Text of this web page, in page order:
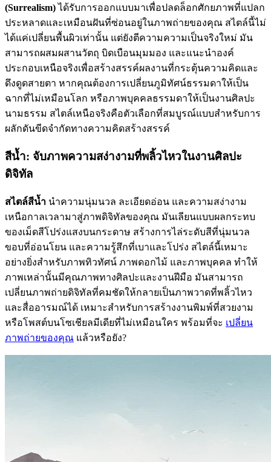
(Surrealism)ได้รับการออกแบบมาเพื่อปลดล็อกศักยภาพที่แปลก
ประหลาดและเหมือนฝันที่ซ่อนอยู่ในภาพถ่ายของคุณ สไตล์นี้ไม่
ได้แค่เปลี่ยนพื้นผิวเท่านั้น แต่ยังตีความความเป็นจริงใหม่ มัน
สามารถผสมผสานวัตถุ บิดเบือนมุมมอง และแนะนำองค์
ประกอบเหนือจริงเพื่อสร้างสรรค์ผลงานที่กระตุ้นความคิดและ
ดึงดูดสายตา หากคุณต้องการเปลี่ยนภูมิทัศน์ธรรมดาให้เป็น
ฉากที่ไม่เหมือนโลก หรือภาพบุคคลธรรมดาให้เป็นงานศิลปะ
นามธรรม สไตล์เหนือจริงคือตัวเลือกที่สมบูรณ์แบบสำหรับการ
ผลักดันขีดจำกัดทางความคิดสร้างสรรค์
สีน้ำ: จับภาพความสง่างามที่พลิ้วไหวในงานศิลปะ
ดิจิทัล
สไตล์สีน้ำ นำความนุ่มนวล ละเอียดอ่อน และความสง่างาม
เหนือกาลเวลามาสู่ภาพดิจิทัลของคุณ มันเลียนแบบผลกระทบ
ของเม็ดสีโปร่งแสงบนกระดาษ สร้างการไล่ระดับสีที่นุ่มนวล
ขอบที่อ่อนโยน และความรู้สึกที่เบาและโปร่ง สไตล์นี้เหมาะ
อย่างยิ่งสำหรับภาพทิวทัศน์ ภาพดอกไม้ และภาพบุคคล ทำให้
ภาพเหล่านั้นมีคุณภาพทางศิลปะและงานฝีมือ มันสามารถ
เปลี่ยนภาพถ่ายดิจิทัลที่คมชัดให้กลายเป็นภาพวาดที่พลิ้วไหว
และสื่ออารมณ์ได้ เหมาะสำหรับการสร้างงานพิมพ์ที่สวยงาม
หรือโพสต์บนโซเชียลมีเดียที่ไม่เหมือนใคร พร้อมที่จะ เปลี่ยน
ภาพถ่ายของคุณ แล้วหรือยัง?